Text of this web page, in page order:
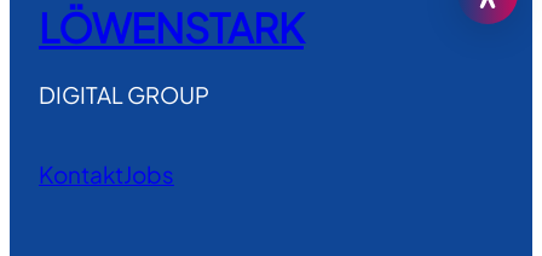
LÖWENSTARK
DIGITAL GROUP
KontaktJobs